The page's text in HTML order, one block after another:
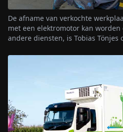
De afname van verkochte
met een elektromotor kan
andere diensten, is Tobias Tönjes